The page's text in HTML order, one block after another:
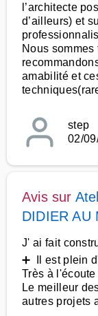
l’architecte
d’ailleurs) et
Nous
amabilité et
step
02/
Avis sur
DIDIER AU
J' ai fait
➕ Il est plein
Très à
Le meilleur
autres projets